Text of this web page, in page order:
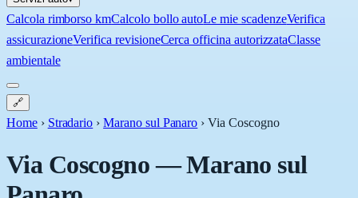
Calcola rimborso kmCalcolo bollo autoLe mie scadenzeVerifica
assicurazioneVerifica revisioneCerca officina autorizzataClasse
ambientale
🔗
Home › Stradario › Marano sul Panaro ›Via Coscogno
Via Coscogno—Marano sul